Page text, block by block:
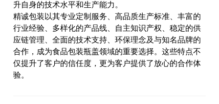
升自身的技术水平和生产能力。
精诚包装以其专业定制服务、高品质生产标准、丰富的
行业经验、多样化的产品线、自主知识产权、稳定的供
应链管理、全面的技术支持、环保理念及与知名品牌的
合作，成为食品包装瓶盖领域的重要选择。这些特点不
仅提升了客户的信任度，更为客户提供了放心的合作体
验。